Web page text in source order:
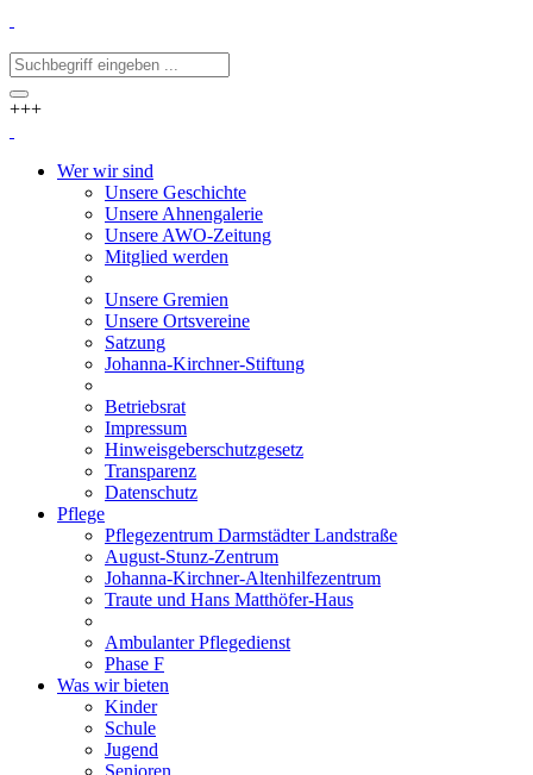
+++
Wer wir sind
Unsere Geschichte
Unsere Ahnengalerie
Unsere AWO-Zeitung
Mitglied werden
Unsere Gremien
Unsere Ortsvereine
Satzung
Johanna-Kirchner-Stiftung
Betriebsrat
Impressum
Hinweisgeberschutzgesetz
Transparenz
Datenschutz
Pflege
Pflegezentrum Darmstädter Landstraße
August-Stunz-Zentrum
Johanna-Kirchner-Altenhilfezentrum
Traute und Hans Matthöfer-Haus
Ambulanter Pflegedienst
Phase F
Was wir bieten
Kinder
Schule
Jugend
Senioren